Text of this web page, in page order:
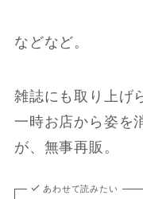
などなど。
雑誌にも取り上げ
一時お店から姿を
が、無事再販。
あわせて読みたい